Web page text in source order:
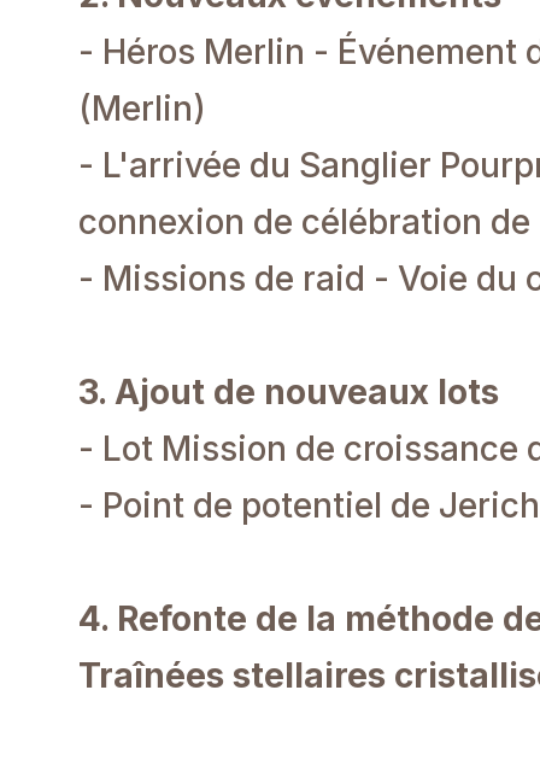
- Héros Merlin - Événement
(Merlin)
- L'arrivée du Sanglier
connexion de célébration
- Missions de raid - Voie du
3. Ajout de nouveaux lots
- Lot Mission de
- Point de potentiel de
4. Refonte de la méthode
Traînées stellaires